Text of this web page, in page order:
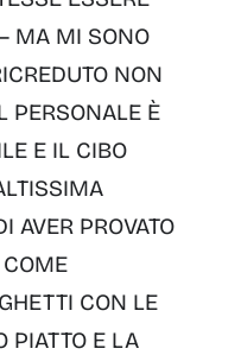
MA MI SONO
NON
PERSONALE È
E IL CIBO
AVER PROVATO
COME
CON LE
PIATTO E LA